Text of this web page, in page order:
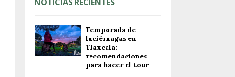
NOTICIAS RECIENTES
Temporada de
luciérnagas en
Tlaxcala:
recomendaciones
para hacer el tour